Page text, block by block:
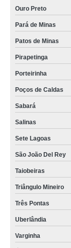
Ouro Preto
Pará de Minas
Patos de Minas
Pirapetinga
Porteirinha
Poços de Caldas
Sabará
Salinas
Sete Lagoas
São João Del Rey
Taiobeiras
Triângulo Mineiro
Três Pontas
Uberlândia
Varginha